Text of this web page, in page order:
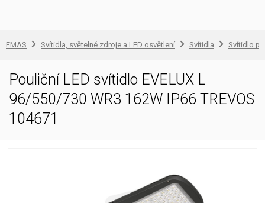
EMAS Svítidla, světelné zdroje a LED osvětlení Svítidla Svítidlo
Pouliční LED svítidlo EVELUX L
96/550/730 WR3 162W IP66 TREVOS
104671